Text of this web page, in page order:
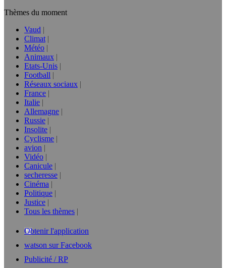
Thèmes du moment
Vaud
Climat
Météo
Animaux
Etats-Unis
Football
Réseaux sociaux
France
Italie
Allemagne
Russie
Insolite
Cyclisme
avion
Vidéo
Canicule
secheresse
Cinéma
Politique
Justice
Tous les thèmes
Obtenir l'application
watson sur Facebook
Publicité / RP